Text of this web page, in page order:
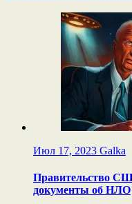
Июл 17, 2023 Galka
Правительство
документы об НЛО